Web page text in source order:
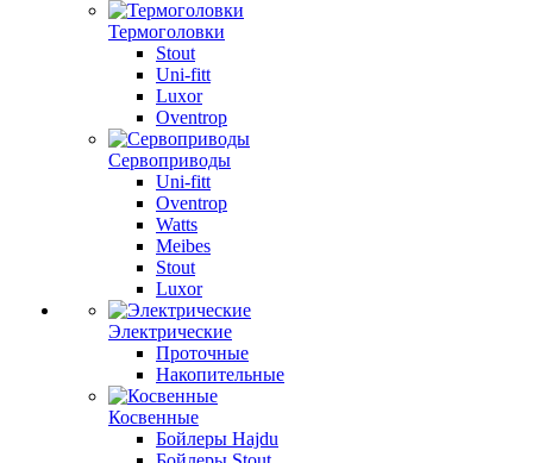
Термоголовки
Stout
Uni-fitt
Luxor
Oventrop
Сервоприводы
Uni-fitt
Oventrop
Watts
Meibes
Stout
Luxor
Электрические
Проточные
Накопительные
Косвенные
Бойлеры Hajdu